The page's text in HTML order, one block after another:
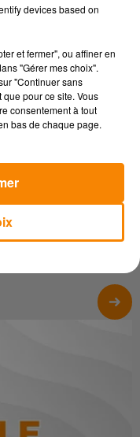
se
ou cinq heures de
avec une scène
ivoirien de
toujours aussi
ouverte, vous pouvez
devices based on
et fermer", ou affiner en
"Gérer mes choix".
"Continuer sans
pour ce site. Vous
consentement à tout
bas de chaque page.